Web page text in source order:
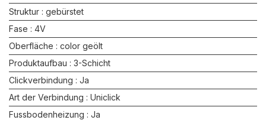
Struktur : gebürstet
Fase : 4V
Oberfläche : color geölt
Produktaufbau : 3-Schicht
Clickverbindung : Ja
Art der Verbindung : Uniclick
Fussbodenheizung : Ja